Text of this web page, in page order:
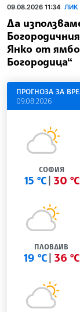
09.08.2026 11:34 ЛИК
Да
Янко от
Богородица“
ПРОГНОЗА ЗА
09.08.2026
СОФИЯ
15 °C 30 °C
ПЛОВДИВ
19 °C 36 °C